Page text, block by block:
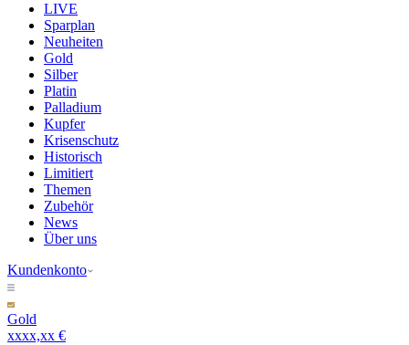
LIVE
Sparplan
Neuheiten
Gold
Silber
Platin
Palladium
Kupfer
Krisenschutz
Historisch
Limitiert
Themen
Zubehör
News
Über uns
Kundenkonto
Gold
xxxx,xx €